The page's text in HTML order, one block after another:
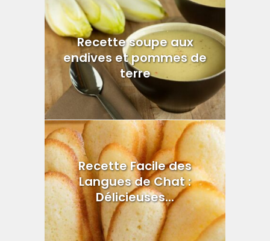
Recette soupe aux
endives et pommes de
terre
Recette Facile des
Langues de Chat :
Délicieuses...